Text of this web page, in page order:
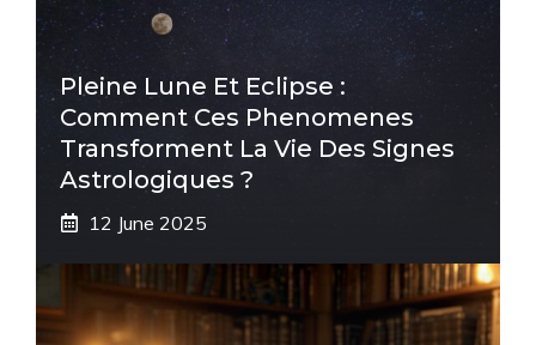
Pleine Lune Et Eclipse :
Comment Ces Phenomenes
Transforment La Vie Des Signes
Astrologiques ?
12 June 2025